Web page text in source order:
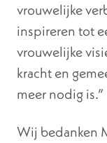
vrouwelijke
inspireren tot
vrouwelijke
kracht en
meer nodig is.”
Wij bedanken